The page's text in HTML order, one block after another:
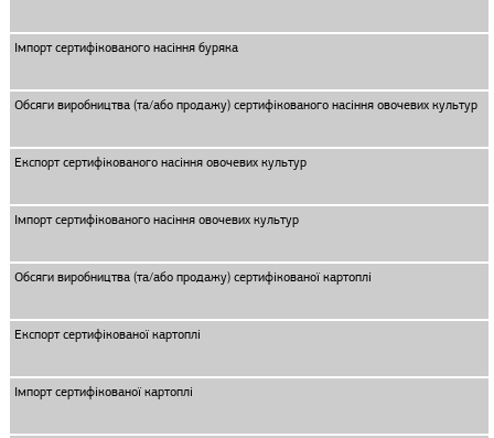
Імпорт сертифікованого насіння буряка
Обсяги виробництва (та/або продажу) сертифікованого насіння овочевих культур
Експорт сертифікованого насіння овочевих культур
Імпорт сертифікованого насіння овочевих культур
Обсяги виробництва (та/або продажу) сертифікованої картоплі
Експорт сертифікованої картоплі
Імпорт сертифікованої картоплі